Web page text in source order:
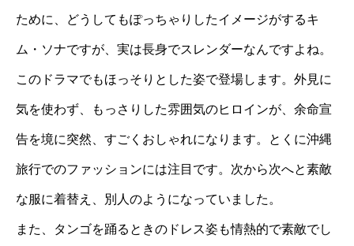
ために、どうしてもぽっちゃりしたイメージがするキ
ム・ソナですが、実は長身でスレンダーなんですよね。
このドラマでもほっそりとした姿で登場します。外見に
気を使わず、もっさりした雰囲気のヒロインが、余命宣
告を境に突然、すごくおしゃれになります。とくに沖縄
旅行でのファッションには注目です。次から次へと素敵
な服に着替え、別人のようになっていました。
また、タンゴを踊るときのドレス姿も情熱的で素敵でし